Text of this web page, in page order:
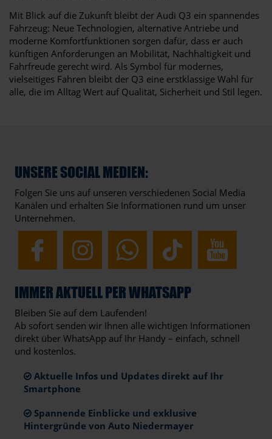
Mit Blick auf die Zukunft bleibt der Audi Q3 ein spannendes
Fahrzeug: Neue Technologien, alternative Antriebe und
moderne Komfortfunktionen sorgen dafür, dass er auch
künftigen Anforderungen an Mobilität, Nachhaltigkeit und
Fahrfreude gerecht wird. Als Symbol für modernes,
vielseitiges Fahren bleibt der Q3 eine erstklassige Wahl für
alle, die im Alltag Wert auf Qualität, Sicherheit und Stil legen.
UNSERE SOCIAL MEDIEN:
Folgen Sie uns auf unseren verschiedenen Social Media
Kanälen und erhalten Sie Informationen rund um unser
Unternehmen.
IMMER AKTUELL PER WHATSAPP
Bleiben Sie auf dem Laufenden!
Ab sofort senden wir Ihnen alle wichtigen Informationen
direkt über WhatsApp auf Ihr Handy – einfach, schnell
und kostenlos.
Aktuelle Infos und Updates direkt auf Ihr
Smartphone
Spannende Einblicke und exklusive
Hintergründe von Auto Niedermayer